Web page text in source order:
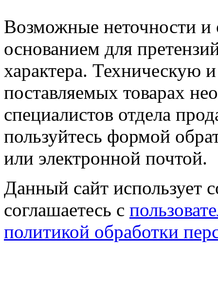
Возможные неточности и
основанием для
характера.
поставляемых товарах
специалистов отдела
пользуйтесь формой
или электронной почтой.
Данный сайт использует
соглашаетесь с
политикой обработки